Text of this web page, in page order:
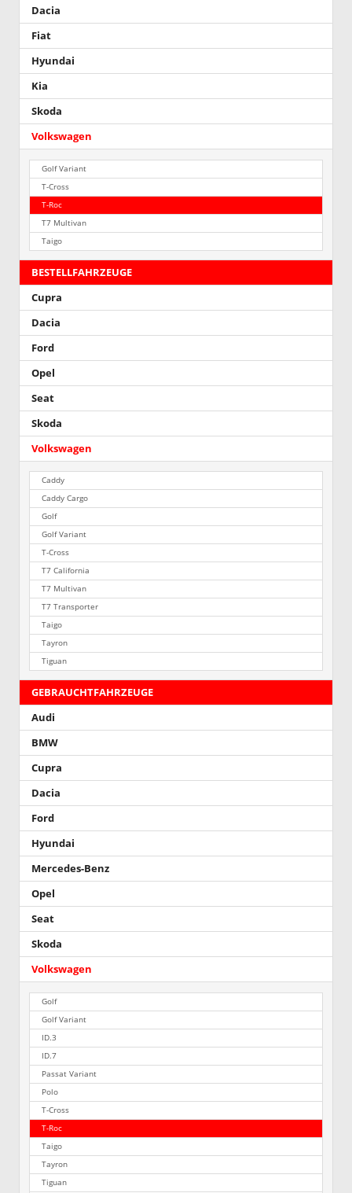
Dacia
Fiat
Hyundai
Kia
Skoda
Volkswagen
Golf Variant
T-Cross
T-Roc
T7 Multivan
Taigo
BESTELLFAHRZEUGE
Cupra
Dacia
Ford
Opel
Seat
Skoda
Volkswagen
Caddy
Caddy Cargo
Golf
Golf Variant
T-Cross
T7 California
T7 Multivan
T7 Transporter
Taigo
Tayron
Tiguan
GEBRAUCHTFAHRZEUGE
Audi
BMW
Cupra
Dacia
Ford
Hyundai
Mercedes-Benz
Opel
Seat
Skoda
Volkswagen
Golf
Golf Variant
ID.3
ID.7
Passat Variant
Polo
T-Cross
T-Roc
Taigo
Tayron
Tiguan